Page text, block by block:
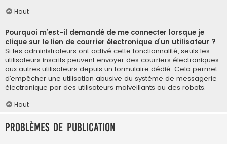
Haut
Pourquoi m’est-il demandé de me connecter lorsque je
clique sur le lien de courrier électronique d’un utilisateur ?
Si les administrateurs ont activé cette fonctionnalité, seuls les
utilisateurs inscrits peuvent envoyer des courriers électroniques
aux autres utilisateurs depuis un formulaire dédié. Cela permet
d’empêcher une utilisation abusive du système de messagerie
électronique par des utilisateurs malveillants ou des robots.
Haut
Problèmes de publication